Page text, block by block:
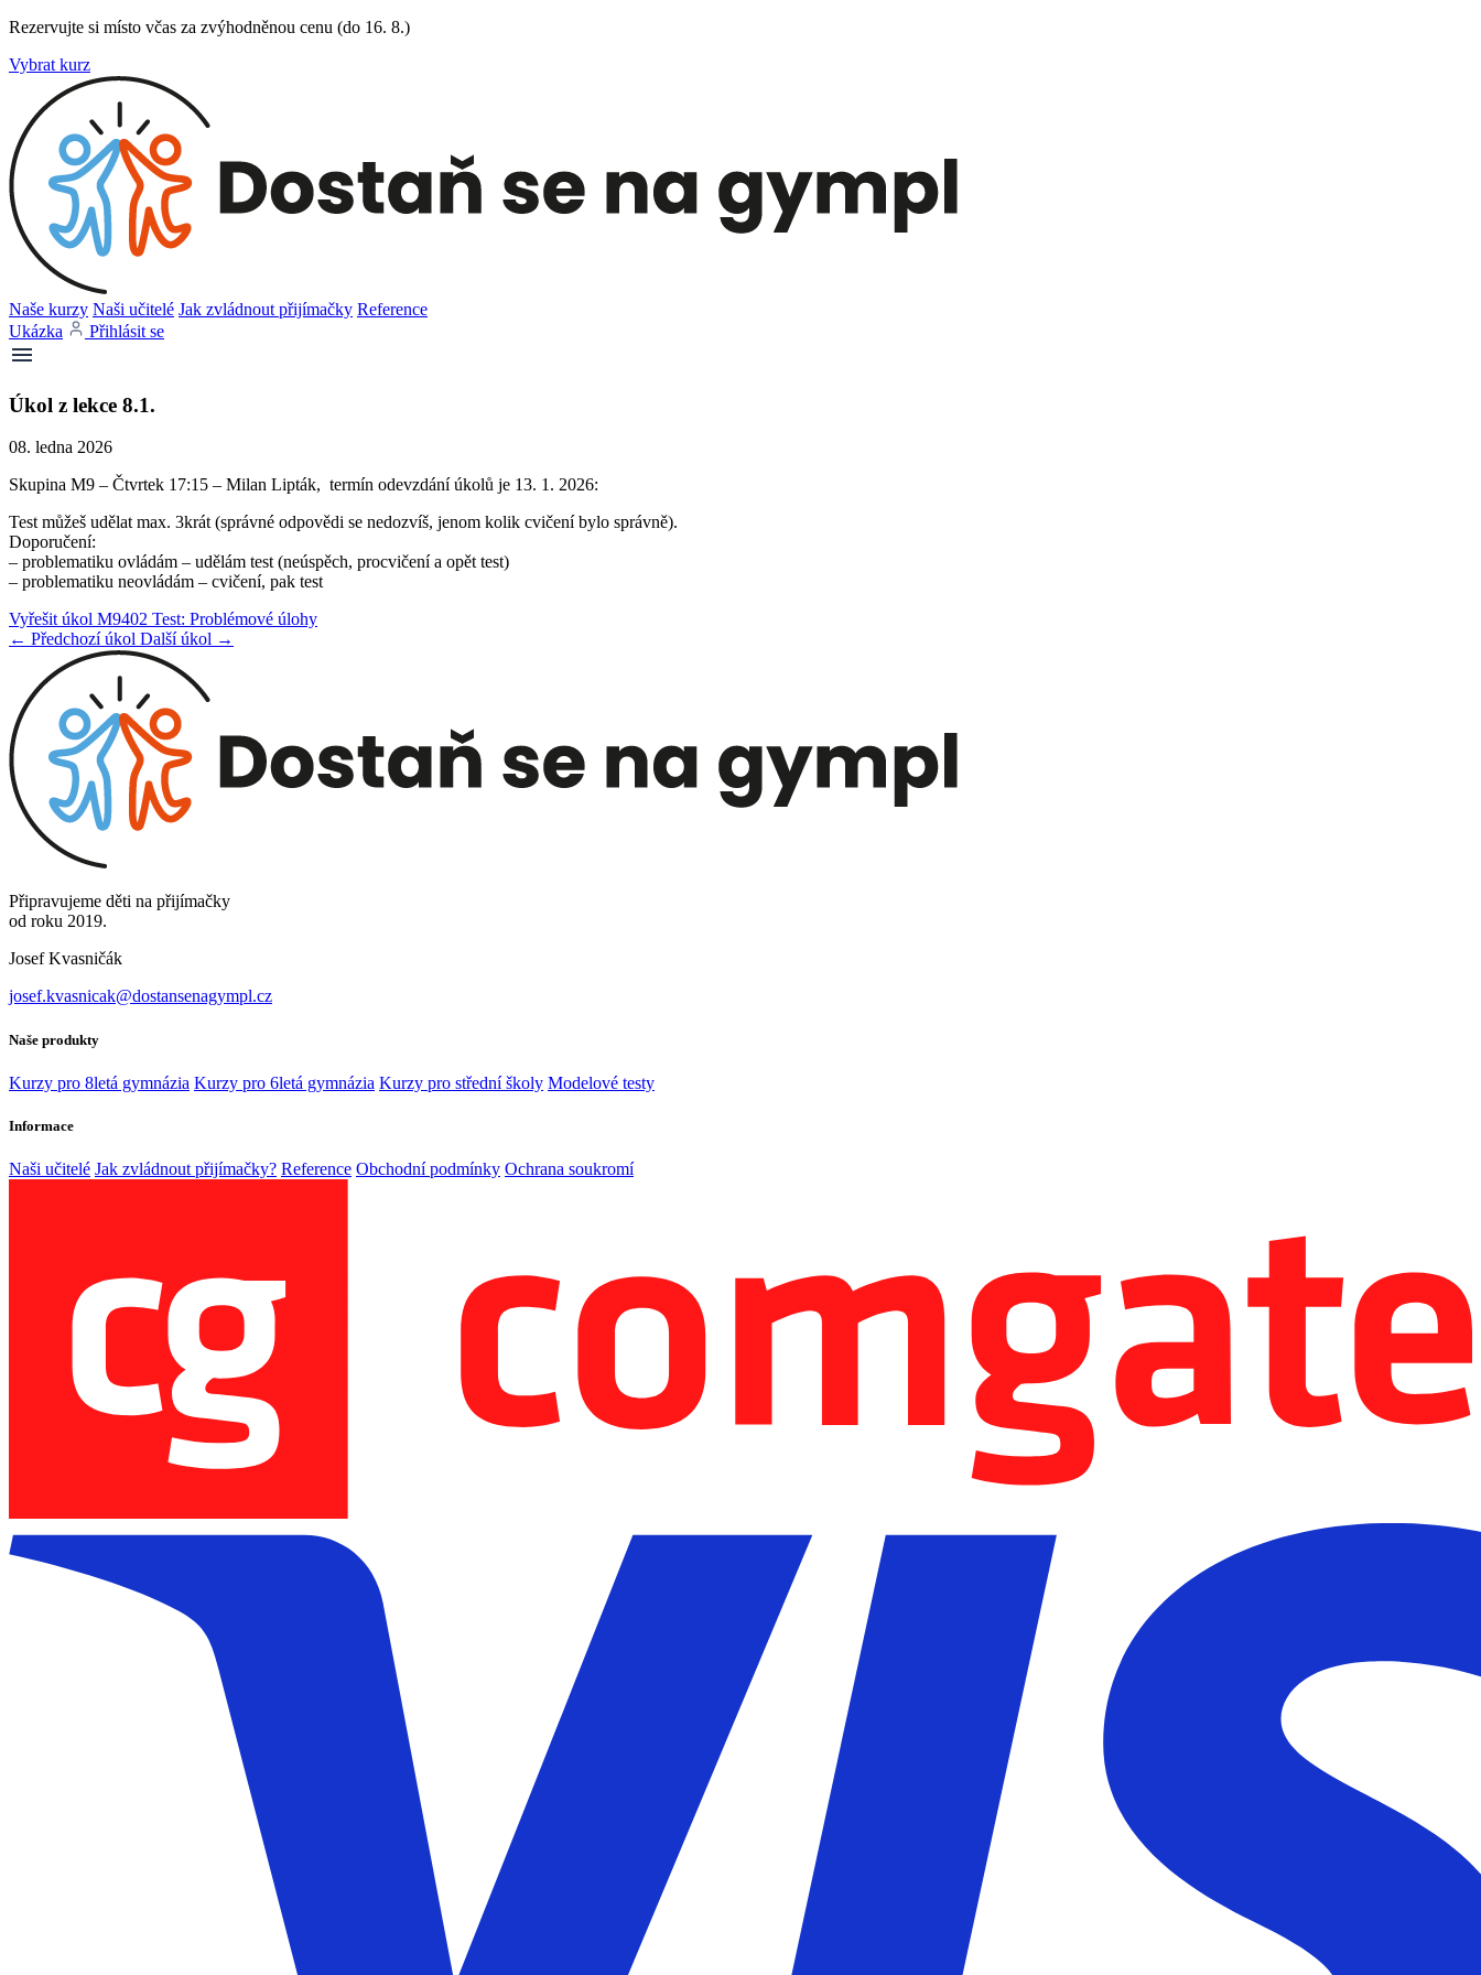
Rezervujte si místo včas za zvýhodněnou cenu (do 16. 8.)
Vybrat kurz
Naše kurzy Naši učitelé Jak zvládnout přijímačky Reference
Ukázka
Přihlásit se
Úkol z lekce 8.1.
08. ledna 2026
Skupina M9 – Čtvrtek 17:15 – Milan Lipták, termín odevzdání úkolů je 13. 1. 2026:
Test můžeš udělat max. 3krát (správné odpovědi se nedozvíš, jenom kolik cvičení bylo správně).
Doporučení:
– problematiku ovládám – udělám test (neúspěch, procvičení a opět test)
– problematiku neovládám – cvičení, pak test
Vyřešit úkol M9402 Test: Problémové úlohy
← Předchozí úkol Další úkol →
Připravujeme děti na přijímačky
od roku 2019.
Josef Kvasničák
josef.kvasnicak@dostansenagympl.cz
Naše produkty
Kurzy pro 8letá gymnázia Kurzy pro 6letá gymnázia Kurzy pro střední školy Modelové testy
Informace
Naši učitelé Jak zvládnout přijímačky? Reference Obchodní podmínky Ochrana soukromí